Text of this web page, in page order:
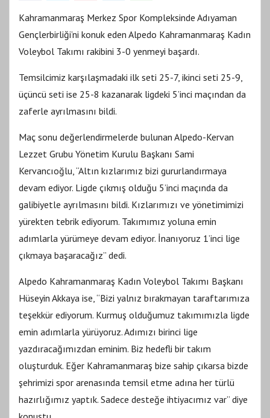
Kahramanmaraş Merkez Spor Kompleksinde Adıyaman
Gençlerbirliği’ni konuk eden Alpedo Kahramanmaraş Kadın
Voleybol Takımı rakibini 3-0 yenmeyi başardı.
Temsilcimiz karşılaşmadaki ilk seti 25-7, ikinci seti 25-9,
üçüncü seti ise 25-8 kazanarak ligdeki 5’inci maçından da
zaferle ayrılmasını bildi.
Maç sonu değerlendirmelerde bulunan Alpedo-Kervan
Lezzet Grubu Yönetim Kurulu Başkanı Sami
Kervancıoğlu, “Altın kızlarımız bizi gururlandırmaya
devam ediyor. Ligde çıkmış olduğu 5’inci maçında da
galibiyetle ayrılmasını bildi. Kızlarımızı ve yönetimimizi
yürekten tebrik ediyorum. Takımımız yoluna emin
adımlarla yürümeye devam ediyor. İnanıyoruz 1’inci lige
çıkmaya başaracağız” dedi.
Alpedo Kahramanmaraş Kadın Voleybol Takımı Başkanı
Hüseyin Akkaya ise, “Bizi yalnız bırakmayan taraftarımıza
teşekkür ediyorum. Kurmuş olduğumuz takımımızla ligde
emin adımlarla yürüyoruz. Adımızı birinci lige
yazdıracağımızdan eminim. Biz hedefli bir takım
oluşturduk. Eğer Kahramanmaraş bize sahip çıkarsa bizde
şehrimizi spor arenasında temsil etme adına her türlü
hazırlığımız yaptık. Sadece desteğe ihtiyacımız var” diye